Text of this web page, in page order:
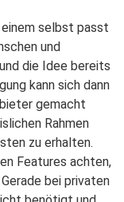
selbst passt
und
die Idee bereits
kann sich dann
gemacht
Rahmen
zu erhalten.
Features achten,
bei privaten